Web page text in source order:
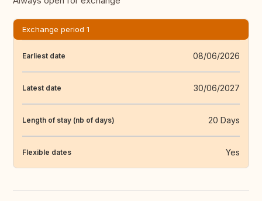
Exchange period 1
Earliest date 08/06/2026
Latest date 30/06/2027
Length of stay (nb of days) 20 Days
Flexible dates Yes